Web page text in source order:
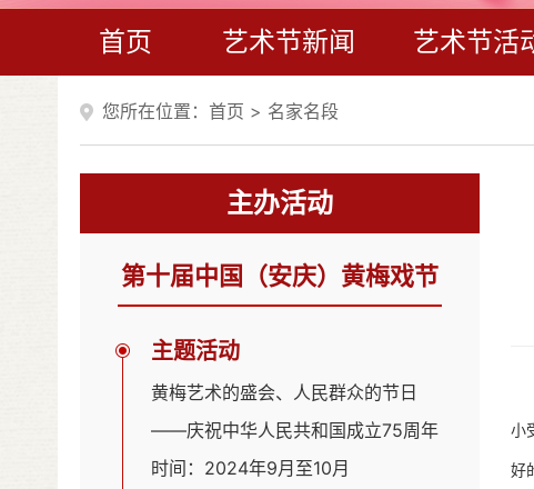
首页 艺术节新闻 艺术节活
您所在位置： 首页 > 名家名段
主办活动
第十届中国（安庆）黄梅戏节
主题活动
黄梅艺术的盛会、人民群众的节日
——庆祝中华人民共和国成立75周年
时间：2024年9月至10月
小
好